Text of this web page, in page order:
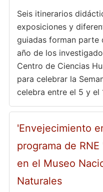
Seis itinerarios
exposiciones y
guiadas forman parte
año de los
Centro de Ciencias
para celebrar la
celebra entre el 5 y el
'Envejecimiento
programa de
en el Museo
Naturales